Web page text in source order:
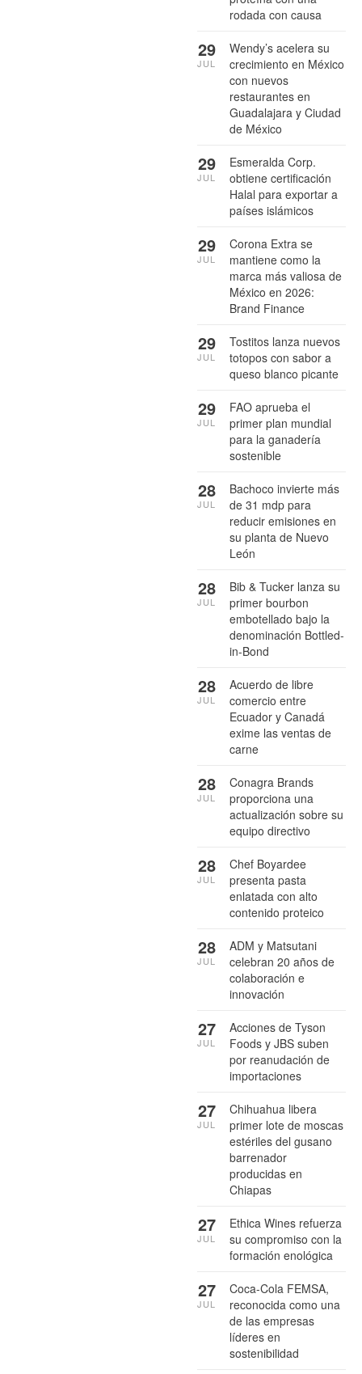
rodada con causa
Wendy’s acelera su
crecimiento en México
con nuevos
restaurantes en
Guadalajara y Ciudad
de México
29
JUL
Esmeralda Corp.
obtiene certificación
Halal para exportar a
países islámicos
29
JUL
Corona Extra se
mantiene como la
marca más valiosa de
México en 2026:
Brand Finance
29
JUL
Tostitos lanza nuevos
totopos con sabor a
queso blanco picante
29
JUL
FAO aprueba el
primer plan mundial
para la ganadería
sostenible
29
JUL
Bachoco invierte más
de 31 mdp para
reducir emisiones en
su planta de Nuevo
León
28
JUL
Bib & Tucker lanza su
primer bourbon
embotellado bajo la
denominación Bottled-
in-Bond
28
JUL
Acuerdo de libre
comercio entre
Ecuador y Canadá
exime las ventas de
carne
28
JUL
Conagra Brands
proporciona una
actualización sobre su
equipo directivo
28
JUL
Chef Boyardee
presenta pasta
enlatada con alto
contenido proteico
28
JUL
ADM y Matsutani
celebran 20 años de
colaboración e
innovación
28
JUL
Acciones de Tyson
Foods y JBS suben
por reanudación de
importaciones
27
JUL
Chihuahua libera
primer lote de moscas
estériles del gusano
barrenador
producidas en
Chiapas
27
JUL
Ethica Wines refuerza
su compromiso con la
formación enológica
27
JUL
Coca-Cola FEMSA,
reconocida como una
de las empresas
líderes en
sostenibilidad
27
JUL